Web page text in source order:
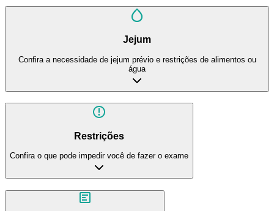
Jejum
Confira a necessidade de jejum prévio e restrições de alimentos ou
água
Restrições
Confira o que pode impedir você de fazer o exame